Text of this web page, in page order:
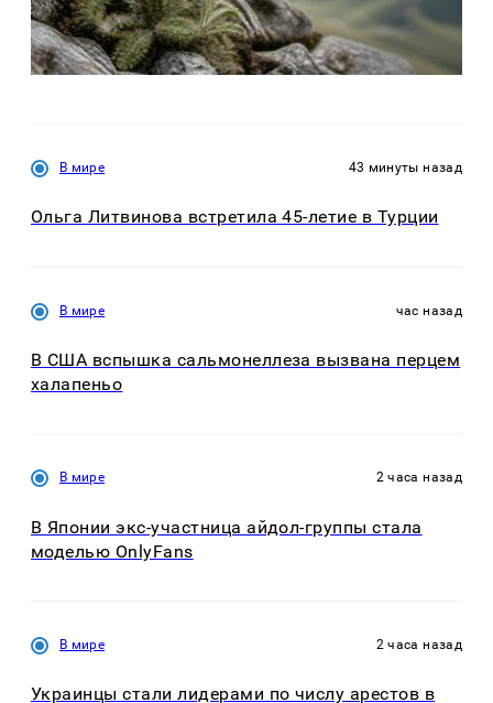
В мире 43 минуты назад
Ольга Литвинова встретила 45-летие в Турции
В мире час назад
В США вспышка сальмонеллеза вызвана перцем
халапеньо
В мире 2 часа назад
В Японии экс-участница айдол-группы стала
моделью OnlyFans
В мире 2 часа назад
Украинцы стали лидерами по числу арестов в